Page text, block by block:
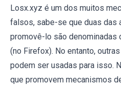
Losx.xyz é um dos muitos
falsos, sabe-se que duas das
promovê-lo são denominadas
(no Firefox). No entanto,
podem ser usadas para isso.
que promovem mecanismos